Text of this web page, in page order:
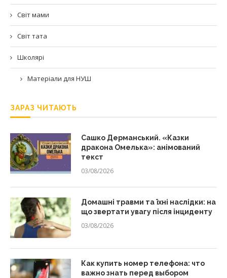
Світ мами
Світ тата
Школярі
Матеріали для НУШ
ЗАРАЗ ЧИТАЮТЬ
Сашко Дерманський. «Казки
дракона Омелька»: анімований
текст
03/08/2026
Домашні травми та їхні наслідки: на
що звертати увагу після інциденту
03/08/2026
Как купить номер телефона: что
важно знать перед выбором